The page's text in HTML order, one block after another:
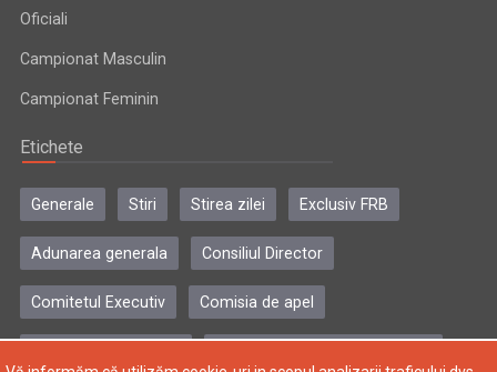
Oficiali
Campionat Masculin
Campionat Feminin
Etichete
Generale Stiri Stirea zilei Exclusiv FRB
Adunarea generala Consiliul Director
Comitetul Executiv Comisia de apel